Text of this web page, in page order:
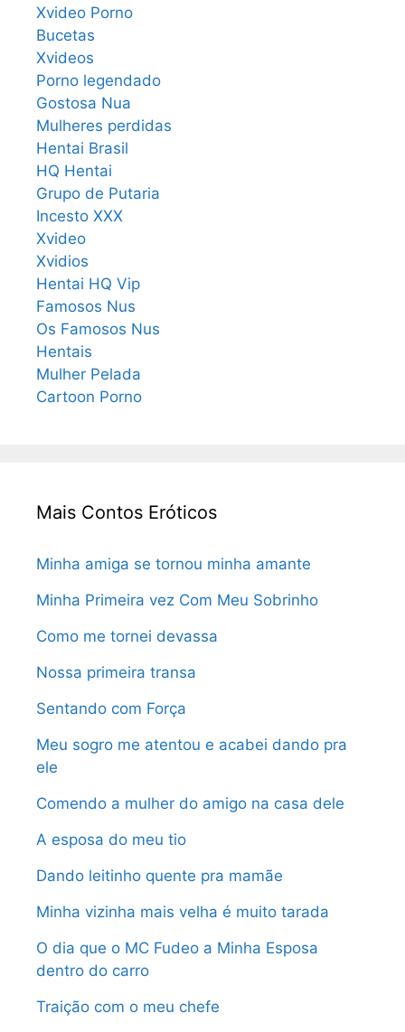
Xvideo Porno
Bucetas
Xvideos
Porno legendado
Gostosa Nua
Mulheres perdidas
Hentai Brasil
HQ Hentai
Grupo de Putaria
Incesto XXX
Xvideo
Xvidios
Hentai HQ Vip
Famosos Nus
Os Famosos Nus
Hentais
Mulher Pelada
Cartoon Porno
Mais Contos Eróticos
Minha amiga se tornou minha amante
Minha Primeira vez Com Meu Sobrinho
Como me tornei devassa
Nossa primeira transa
Sentando com Força
Meu sogro me atentou e acabei dando pra
ele
Comendo a mulher do amigo na casa dele
A esposa do meu tio
Dando leitinho quente pra mamãe
Minha vizinha mais velha é muito tarada
O dia que o MC Fudeo a Minha Esposa
dentro do carro
Traição com o meu chefe